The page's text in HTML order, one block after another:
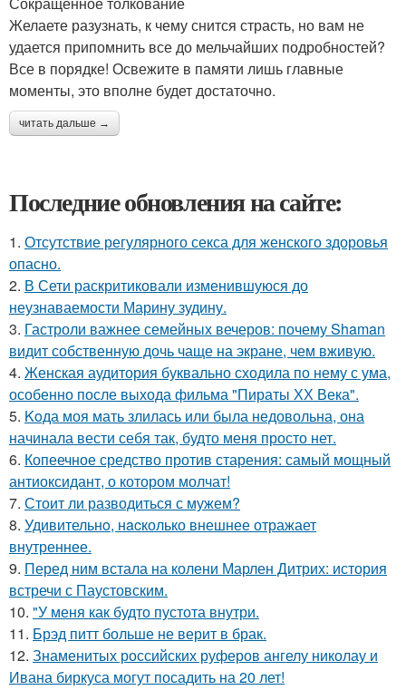
Желаете разузнать, к чему снится страсть, но вам не
удается припомнить все до мельчайших подробностей?
Все в порядке! Освежите в памяти лишь главные
моменты, это вполне будет достаточно.
читать дальше →
Последние обновления на сайте:
1. Отсутствие регулярного секса для женского здоровья
опасно.
2. В Сети раскритиковали изменившуюся до
неузнаваемости Марину зудину.
3. Гастроли важнее семейных вечеров: почему Shaman
видит собственную дочь чаще на экране, чем вживую.
4. Женская аудитория буквально сходила по нему с ума,
особенно после выхода фильма "Пираты ХХ Века".
5. Koда моя мать злилась или была недовольна, она
начинала вести себя так, будто меня просто нет.
6. Копеечное средство против старения: самый мощный
антиоксидант, о котором молчат!
7. Стоит ли разводиться с мужем?
8. Удивительнo, нacколько внешнее отражает
внутреннее.
9. Перед ним встала на колени Марлен Дитрих: история
встречи с Паустовским.
10. "У меня как будто пустота внутри.
11. Брэд питт больше не верит в брак.
12. Знаменитых российских руферов ангелу николау и
Ивана биркуса могут посадить на 20 лет!